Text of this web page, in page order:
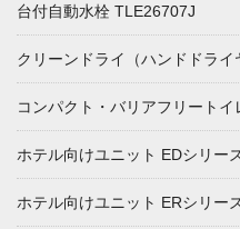
台付自動水栓 TLE26707J
クリーンドライ（ハンドドラ
コンパクト・バリアフリート
ホテル向けユニット EDシリー
ホテル向けユニット ERシリー